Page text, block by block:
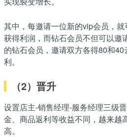
其中，每邀请一位新的vip会员，
获得利润，而钻石会员不但可以邀
的钻石会员，邀请双方各得80和
利。
（2）晋升
设置店主-销售经理-服务经理三级
金、商品返利等收益不同，越来越
高。